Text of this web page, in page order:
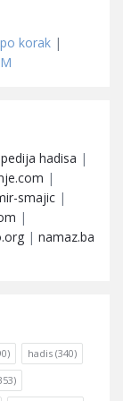
korak |
hadisa |
|
smajic |
|
| namaz.ba
hadis (340)